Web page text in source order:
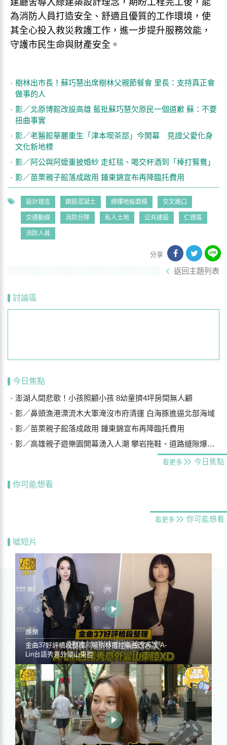
建廳舍導入綠建築設計理念，期盼工程完工後，能
為消防人員打造安全、舒適且優質的工作環境，使
其全心投入救災救護工作，進一步提升服務效能，
守護市民生命與財產安全。
樹林出市長！蘇巧慧出席樹林父親節餐會 里長：支持真正會
做事的人
影／北原博館改設高雄 藍批蘇巧慧欠原民一個道歉 蘇：不要
扭曲事實
影／老醫館華麗重生「津本喫茶部」今開幕 見證父愛化身
文化新地標
影／阿公與阿嬤重披婚紗 走紅毯、喝交杯酒到「棒打鴛鴦」
影／苗栗親子館落成啟用 鍾東錦宣布再降臨托費用
設計理念 鋼筋混凝土 總樓地板面積 交叉路口
交通動線 消防分隊 私人土地 公共建設 仁德區
消防人員
分享
返回主題列表
討論區
今日焦點
澎湖人間悲歌！小孩照顧小孩 8幼童擠4坪房間無人顧
影／鼻頭漁港漂流木大軍淹沒市府清運 白海豚進逼北部海域
影／苗栗親子館落成啟用 鍾東錦宣布再降臨托費用
影／高雄親子遊樂園開幕湧入人潮 攀岩拖鞋、道路縫隙爆安全隱憂
看更多 今日焦點
你可能想看
看更多 你可能想看
噓短片
娛樂
金曲37好評橋段整理／蔡依林遭控編曲改36次 A-
Lin台語秀意外變山東腔